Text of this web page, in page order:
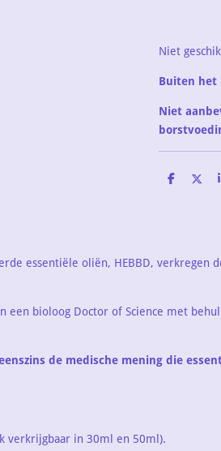
Niet
Buiten het
Niet
D
D
essentiële oliën, HEBBD,
een bioloog Doctor of Science met
de medische mening die
verkrijgbaar in 30ml en 50ml).